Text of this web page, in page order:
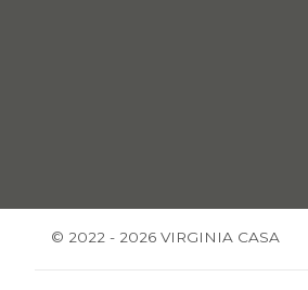
© 2022 - 2026 VIRGINIA CASA